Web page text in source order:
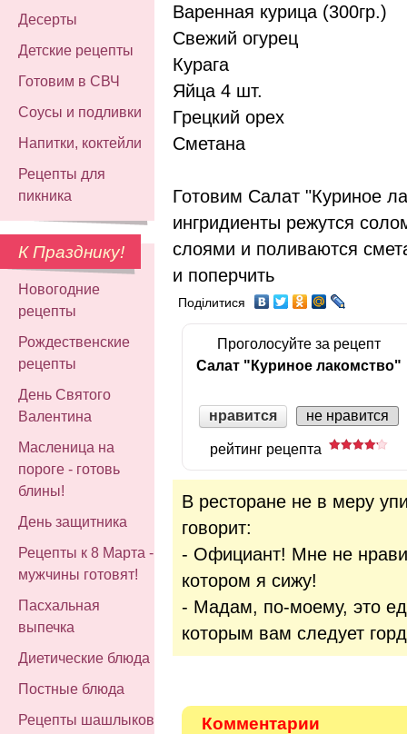
Десерты
Детские рецепты
Готовим в СВЧ
Соусы и подливки
Напитки, коктейли
Рецепты для
пикника
К Празднику!
Новогодние
рецепты
Рождественские
рецепты
День Святого
Валентина
Масленица на
пороге - готовь
блины!
День защитника
Рецепты к 8 Марта -
мужчины готовят!
Пасхальная
выпечка
Диетические блюда
Постные блюда
Рецепты шашлыков
Варенная курица (300гр.)
Свежий огурец
Курага
Яйца 4 шт.
Грецкий орех
Сметана
Готовим Салат "Куриное
ингридиенты режутся
слоями и поливаются
и поперчить
Поділитися
Проголосуйте за рецепт
Салат "Куриное лакомство"
нравится не нравится
рейтинг рецепта
В ресторане не в меру
говорит:
- Официант! Мне не
котором я сижу!
- Мадам, по-моему, это
которым вам следует
Комментарии